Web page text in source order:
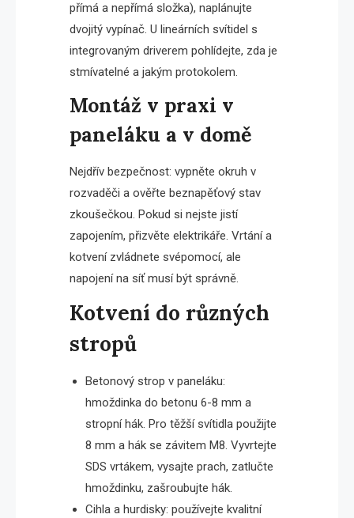
přímá a nepřímá složka), naplánujte
dvojitý vypínač. U lineárních svítidel s
integrovaným driverem pohlídejte, zda je
stmívatelné a jakým protokolem.
Montáž v praxi v
paneláku a v domě
Nejdřív bezpečnost: vypněte okruh v
rozvaděči a ověřte beznapěťový stav
zkoušečkou. Pokud si nejste jistí
zapojením, přizvěte elektrikáře. Vrtání a
kotvení zvládnete svépomocí, ale
napojení na síť musí být správně.
Kotvení do různých
stropů
Betonový strop v paneláku:
hmoždinka do betonu 6-8 mm a
stropní hák. Pro těžší svítidla použijte
8 mm a hák se závitem M8. Vyvrtejte
SDS vrtákem, vysajte prach, zatlučte
hmoždinku, zašroubujte hák.
Cihla a hurdisky: používejte kvalitní